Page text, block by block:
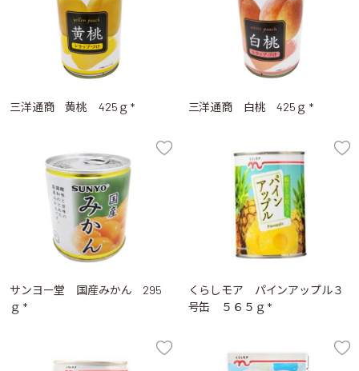
三洋通商 黄桃 425ｇ * 三洋通商 白桃 425ｇ *
サンヨー堂 国産みかん 295
ｇ *
くらしモア パインアップル３
号缶 ５６５ｇ *